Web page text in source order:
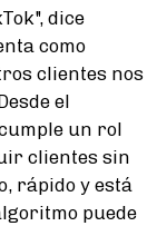
dice
como
clientes nos
el
un rol
clientes sin
rápido y está
puede